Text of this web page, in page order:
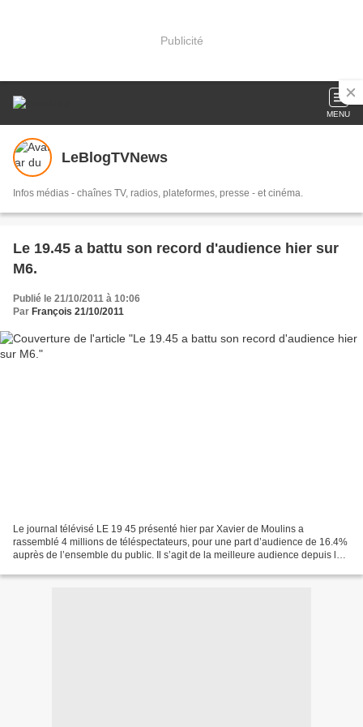
Publicité
MENU
LeBlogTVNews
Infos médias - chaînes TV, radios, plateformes, presse - et cinéma.
Le 19.45 a battu son record d'audience hier sur
M6.
Publié le 21/10/2011 à 10:06
Par François 21/10/2011
Le journal télévisé LE 19 45 présenté hier par Xavier de Moulins a
rassemblé 4 millions de téléspectateurs, pour une part d’audience de 16.4%
auprès de l’ensemble du public. Il s’agit de la meilleure audience depuis la